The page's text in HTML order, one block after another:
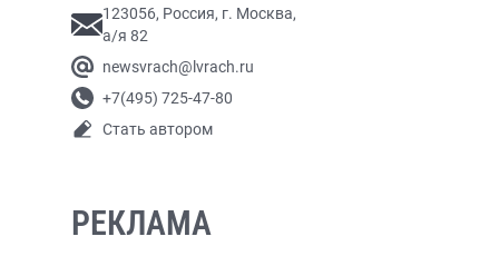
123056, Россия, г. Москва,
а/я 82
newsvrach@lvrach.ru
+7(495) 725-47-80
Стать автором
РЕКЛАМА